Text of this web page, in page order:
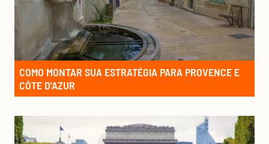
COMO MONTAR SUA ESTRATÉGIA PARA PROVENCE E
CÔTE D'AZUR